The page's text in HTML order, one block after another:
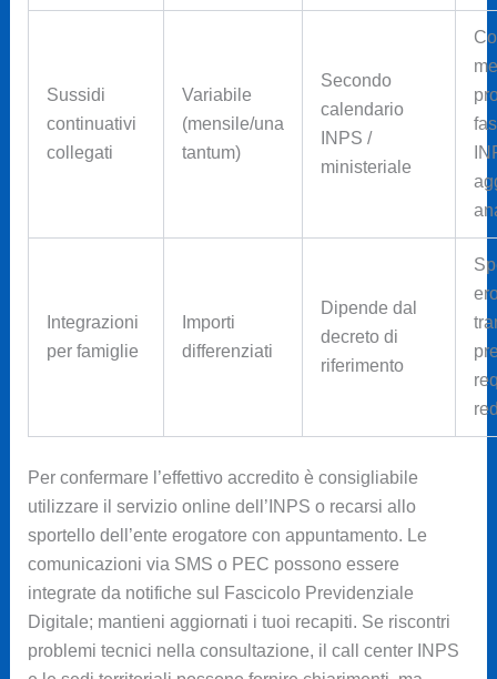
Sussidi
continuativi
collegati
Variabile
(mensile/una
tantum)
Secondo
calendario
INPS /
ministeriale
Integrazioni
per famiglie
Importi
differenziati
Dipende dal
decreto di
riferimento
Per confermare l’effettivo accredito è consigliabile
utilizzare il servizio online dell’INPS o recarsi allo
sportello dell’ente erogatore con appuntamento. Le
comunicazioni via SMS o PEC possono essere
integrate da notifiche sul Fascicolo Previdenziale
Digitale; mantieni aggiornati i tuoi recapiti. Se riscontri
problemi tecnici nella consultazione, il call center INPS